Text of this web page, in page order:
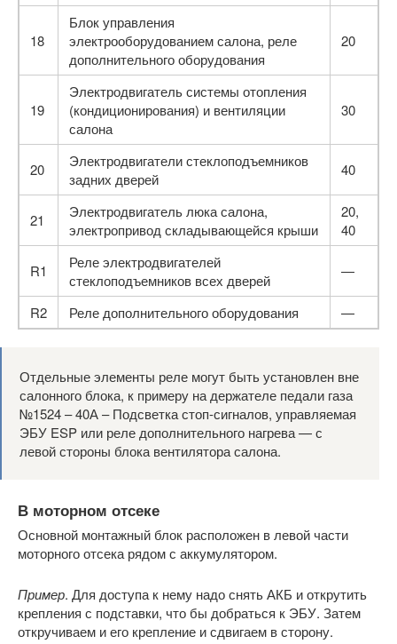
18
Блок управления
электрооборудованием салона, реле
дополнительного оборудования
20
19
Электродвигатель системы отопления
(кондициони­рования) и вентиляции
салона
30
20
Электродвигатели стеклоподъемников
задних дверей
40
21
Электродвигатель люка салона,
электропривод складывающейся крыши
20,
40
R1
Реле электродвигателей
стеклоподъемников всех дверей
—
R2 Реле дополнительного оборудования —
Отдельные элементы реле могут быть установлен вне
салонного блока, к примеру на держателе педали газа
№1524 – 40А – Подсветка стоп-сигналов, управляемая
ЭБУ ESP или реле дополнительного нагрева — с
левой стороны блока вентилятора салона.
В моторном отсеке
Основной монтажный блок расположен в левой части
моторного отсека рядом с аккумулятором.
Пример. Для доступа к нему надо снять АКБ и открутить
крепления с подставки, что бы добраться к ЭБУ. Затем
откручиваем и его крепление и сдвигаем в сторону.